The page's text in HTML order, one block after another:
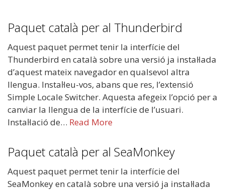
Paquet català per al Thunderbird
Aquest paquet permet tenir la interfície del
Thunderbird en català sobre una versió ja instal·lada
d’aquest mateix navegador en qualsevol altra
llengua. Instaŀleu-vos, abans que res, l’extensió
Simple Locale Switcher. Aquesta afegeix l’opció per a
canviar la llengua de la interfície de l’usuari.
Instaŀlació de… Read More
Paquet català per al SeaMonkey
Aquest paquet permet tenir la interfície del
SeaMonkey en català sobre una versió ja instal·lada